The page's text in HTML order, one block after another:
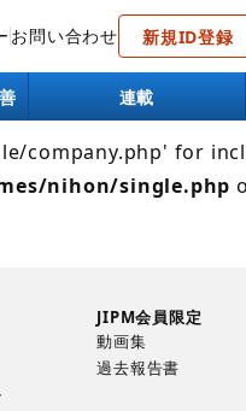
お問い合わせ 新規ID登録
連載
to open stream:
company.php' for
nihon/single.php
JIPM会員限定
動画集
過去報告書